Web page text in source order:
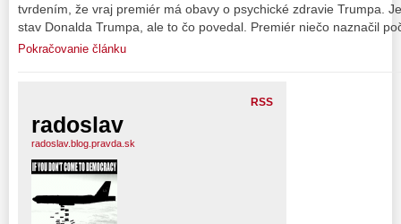
tvrdením, že vraj premiér má obavy o psychické zdravie Trumpa.
stav Donalda Trumpa, ale to čo povedal. Premiér niečo naznačil
Pokračovanie článku
RSS
radoslav
radoslav.blog.pravda.sk